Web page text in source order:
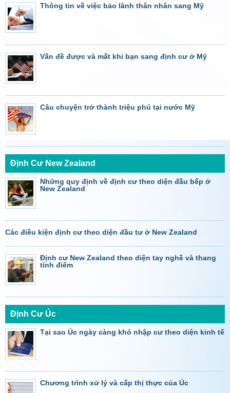
Thông tin về việc bảo lãnh thân nhân sang Mỹ
Vấn đề được và mất khi bạn sang định cư ở Mỹ
Câu chuyện trở thành triệu phú tại nước Mỹ
Định Cư New Zealand
Những quy định về định cư theo diện đầu bếp ở
New Zealand
Các điều kiện định cư theo diện đầu tư ở New Zealand
Định cư New Zealand theo diện tay nghề và thang
tính điểm
Định Cư Úc
Tại sao Úc ngày càng khó nhập cư theo diện kinh tế
Chương trình xử lý và cấp thị thực của Úc